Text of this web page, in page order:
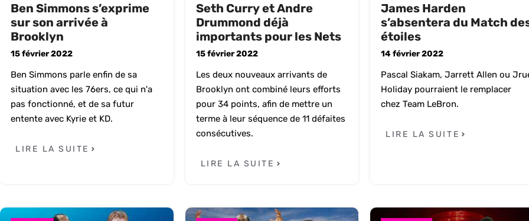
Ben Simmons s’exprime
sur son arrivée à
Brooklyn
15 février 2022
Ben Simmons parle enfin de sa
situation avec les 76ers, ce qui n'a
pas fonctionné, et de sa futur
entente avec Kyrie et KD.
LIRE LA SUITE
Seth Curry et Andre
Drummond déjà
importants pour les Nets
15 février 2022
Les deux nouveaux arrivants de
Brooklyn ont combiné leurs efforts
pour 34 points, afin de mettre un
terme à leur séquence de 11 défaites
consécutives.
LIRE LA SUITE
James Harden
s’absentera du Match
étoiles
14 février 2022
Pascal Siakam, Jarrett Allen ou
Holiday pourraient le remplacer
chez Team LeBron.
LIRE LA SUITE